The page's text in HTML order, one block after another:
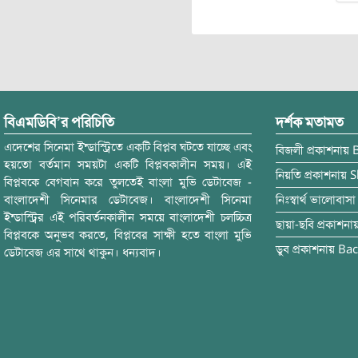
বিএমডিবি’র পরিচিতি
এদেশের সিনেমা ইন্ডাস্ট্রিতে একটি বিপ্লব ঘটতে যাচ্ছে এবং
হয়তো বর্তমান সময়টা একটি বিপ্লবকালীন সময়। এই
বিপ্লবকে বেগবান করে তুলতেই বাংলা মুভি ডেটাবেজ -
বাংলাদেশী সিনেমার ডেটাবেজ। বাংলাদেশী সিনেমা
ইন্ডাস্ট্রির এই পরিবর্তনকালীন সময়ে বাংলাদেশী চলচ্চিত্র
বিপ্লবকে অনুভব করতে, বিপ্লবের সাক্ষী হতে বাংলা মুভি
ডেটাবেজ এর সাথে থাকুন। ধন্যবাদ।
দর্শক মতামত
বিজলী প্রকাশনায়
নিয়তি প্রকাশনায়
নিঃস্বার্থ ভালোবাসা
ছায়া-ছবি
ডুব প্রকাশনায়